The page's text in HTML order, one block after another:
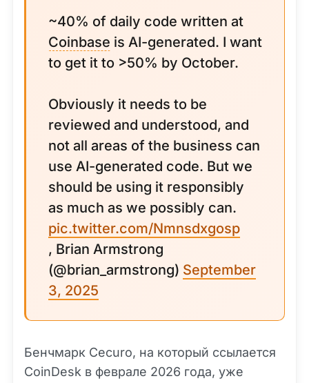
~40% of daily code written at
Coinbase is AI-generated. I want
to get it to >50% by October.
Obviously it needs to be
reviewed and understood, and
not all areas of the business can
use AI-generated code. But we
should be using it responsibly
as much as we possibly can.
pic.twitter.com/Nmnsdxgosp
, Brian Armstrong
(@brian_armstrong) September
3, 2025
Бенчмарк Cecuro, на который ссылается
CoinDesk в феврале 2026 года, уже